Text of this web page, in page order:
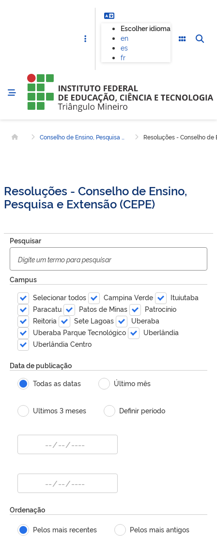
Escolher idioma
en
es
fr
Página inicial Resoluções - Conselho de
Resoluções - Conselho de Ensino,
Pesquisa e Extensão (CEPE)
Pesquisar
Campus
Selecionar todos
Campina Verde
Ituiutaba
Paracatu
Patos de Minas
Patrocínio
Reitoria
Sete Lagoas
Uberaba
Uberaba Parque Tecnológico
Uberlândia
Uberlândia Centro
Data de publicação
Todas as datas
Último mês
Ultimos 3 meses Definir período
Ordenação
Pelos mais recentes Pelos mais antigos